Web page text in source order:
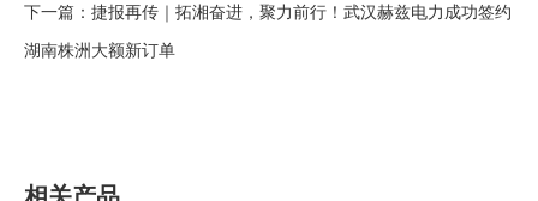
下一篇： 捷报再传｜拓湘奋进，聚力前行！武汉赫兹电力成功签约
湖南株洲大额新订单